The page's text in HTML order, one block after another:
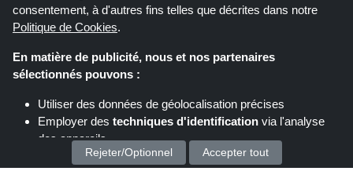
consentement, à d'autres fins telles que décrites dans notre
Politique de Cookies.
En matière de publicité, nous et nos partenaires
sélectionnés pouvons :
Utiliser des données de géolocalisation précises
Employer des techniques d'identification via l'analyse
des appareils
Stocker et/ou accéder à des informations sur un appareil
Rejeter/Optionnel Accepter tout